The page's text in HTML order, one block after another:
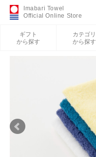
Imabari Towel
Official Online Store
ギフト
から探す
カテゴリ
から探す
カテゴリから探す